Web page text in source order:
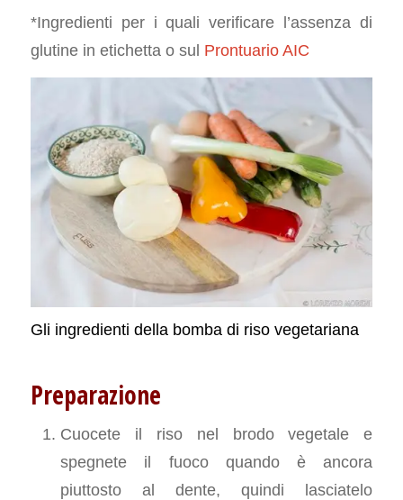
*Ingredienti per i quali verificare l’assenza di
glutine in etichetta o sul Prontuario AIC
Gli ingredienti della bomba di riso vegetariana
Preparazione
Cuocete il riso nel brodo vegetale e
spegnete il fuoco quando è ancora
piuttosto al dente, quindi lasciatelo